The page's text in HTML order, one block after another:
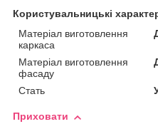
Користувальницькі
Матеріал виготовлення
каркаса
Матеріал виготовлення
фасаду
Стать
Приховати